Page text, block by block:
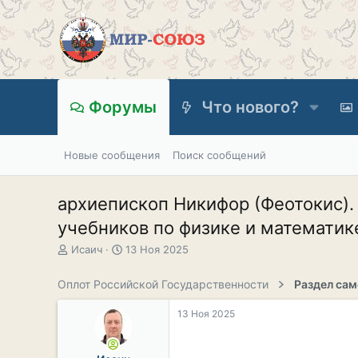
Форумы Что нового?
Новые сообщения Поиск сообщений
архиепископ Никифор
учебников по физике и
А
о
Исаич
Д
а
13 Ноя 2025
Оплот Российской Государственности
13 Ноя 2025